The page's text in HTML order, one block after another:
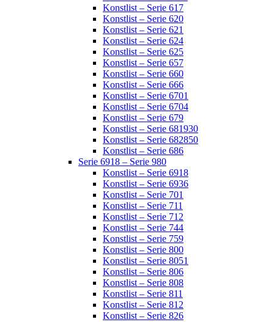
Konstlist – Serie 617
Konstlist – Serie 620
Konstlist – Serie 621
Konstlist – Serie 624
Konstlist – Serie 625
Konstlist – Serie 657
Konstlist – Serie 660
Konstlist – Serie 666
Konstlist – Serie 6701
Konstlist – Serie 6704
Konstlist – Serie 679
Konstlist – Serie 681930
Konstlist – Serie 682850
Konstlist – Serie 686
Serie 6918 – Serie 980
Konstlist – Serie 6918
Konstlist – Serie 6936
Konstlist – Serie 701
Konstlist – Serie 711
Konstlist – Serie 712
Konstlist – Serie 744
Konstlist – Serie 759
Konstlist – Serie 800
Konstlist – Serie 8051
Konstlist – Serie 806
Konstlist – Serie 808
Konstlist – Serie 811
Konstlist – Serie 812
Konstlist – Serie 826